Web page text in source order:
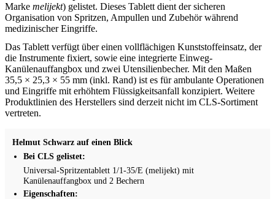
Marke melijekt) gelistet. Dieses Tablett dient der sicheren
Organisation von Spritzen, Ampullen und Zubehör während
medizinischer Eingriffe.
Das Tablett verfügt über einen vollflächigen Kunststoffeinsatz, der
die Instrumente fixiert, sowie eine integrierte Einweg-
Kanülenauffangbox und zwei Utensilienbecher. Mit den Maßen
35,5 × 25,3 × 55 mm (inkl. Rand) ist es für ambulante Operationen
und Eingriffe mit erhöhtem Flüssigkeitsanfall konzipiert. Weitere
Produktlinien des Herstellers sind derzeit nicht im CLS-Sortiment
vertreten.
Helmut Schwarz auf einen Blick
Bei CLS gelistet:
Universal-Spritzentablett 1/1-35/E (melijekt) mit
Kanülenauffangbox und 2 Bechern
Eigenschaften: